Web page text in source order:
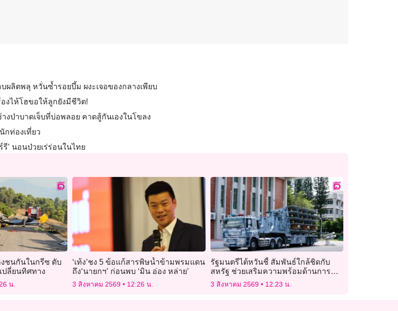
ลิตพลุ หวั่นซ้ำรอยบึ้ม ผงะเจอของกลางเพียบ
งไห้โฮขอให้ลูกยังมีชีวิต!
งป่าบาดเจ็บที่บ่อพลอย คาดสู้กันเองในโขลง
กท่องเที่ยว
รี’ นอนป่วยเร่ร่อนในไทย
งชนกันในกรีซ ดับ
ปลี่ยนทิศทาง
น.
‘เท้ง’ชง 5 ข้อแก้สารพิษน้ำข้ามพรมแดน
ถึง‘นายกฯ’ ก่อนพบ ‘มิน อ่อง หล่าย’
3 สิงหาคม 2569 12:26 น.
รัฐมนตรีไต้หวันชี้ สัมพันธ์ใกล้ชิดกับ
สหรัฐ ช่วยเสริมความพร้อมด้านการ
ป้องกันประเทศ
3 สิงหาคม 2569 12:23 น.